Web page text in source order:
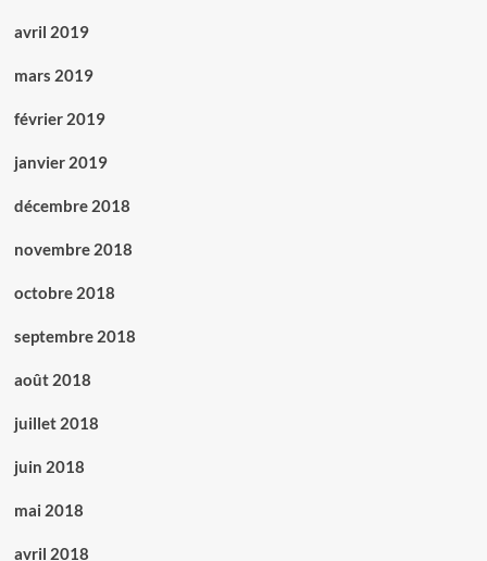
avril 2019
mars 2019
février 2019
janvier 2019
décembre 2018
novembre 2018
octobre 2018
septembre 2018
août 2018
juillet 2018
juin 2018
mai 2018
avril 2018